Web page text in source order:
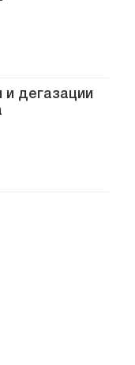
и дегазации